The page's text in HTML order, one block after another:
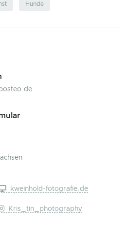
Hunde
kweinhold-fotografie.de
Kris_tin_photography